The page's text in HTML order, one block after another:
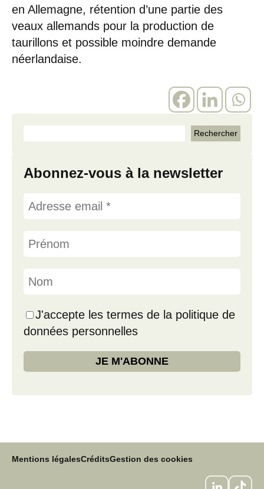
en Allemagne, rétention d’une partie des
veaux allemands pour la production de
taurillons et possible moindre demande
néerlandaise.
Abonnez-vous à la newsletter
J'accepte les termes de la politique de
données personnelles
Mentions légalesCréditsGestion des cookies